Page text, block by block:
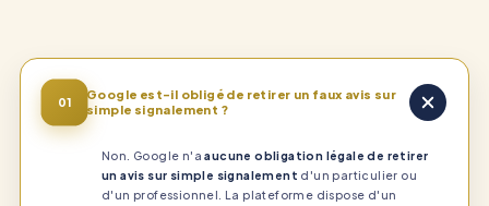
01
Google est-il obligé de retirer un faux avis sur
simple signalement ?
Non. Google n'aaucune obligation légale de retirer
un avis sur simple signalement d'un particulier ou
d'un professionnel. La plateforme dispose d'un